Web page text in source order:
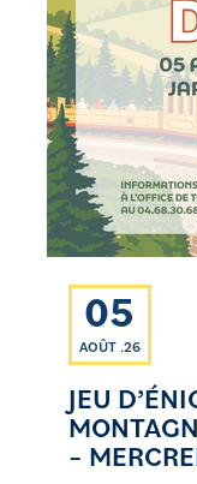
05
AOÛT .26
JEU
–